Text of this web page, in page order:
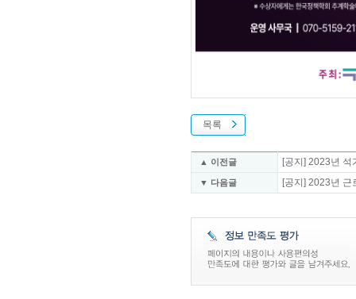
목록
▲ 이전글 [공지] 2023년 석
▼ 다음글 [공지] 2023년 근